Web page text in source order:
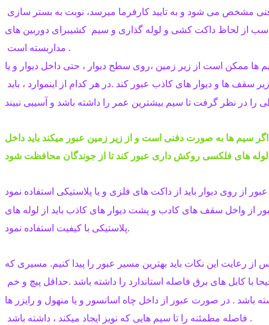
از لحاظ داکت کشی و لوله گذاری و سیم  کشیبرای دوربین های
مداربسته است .
ها ممکن است از زیر زمین ،روی سطح دیوار ، حتی داخل دیوار و یا
پلاستیکی با کیفیت استفاده نمود.
از رعایت این نکات باید بهترین مسیر عبور را پیدا کنیم. مسیری که
فاصله مطمئنه را تا سیم هایی که نویز ایجاد میکند ، داشته باشد .